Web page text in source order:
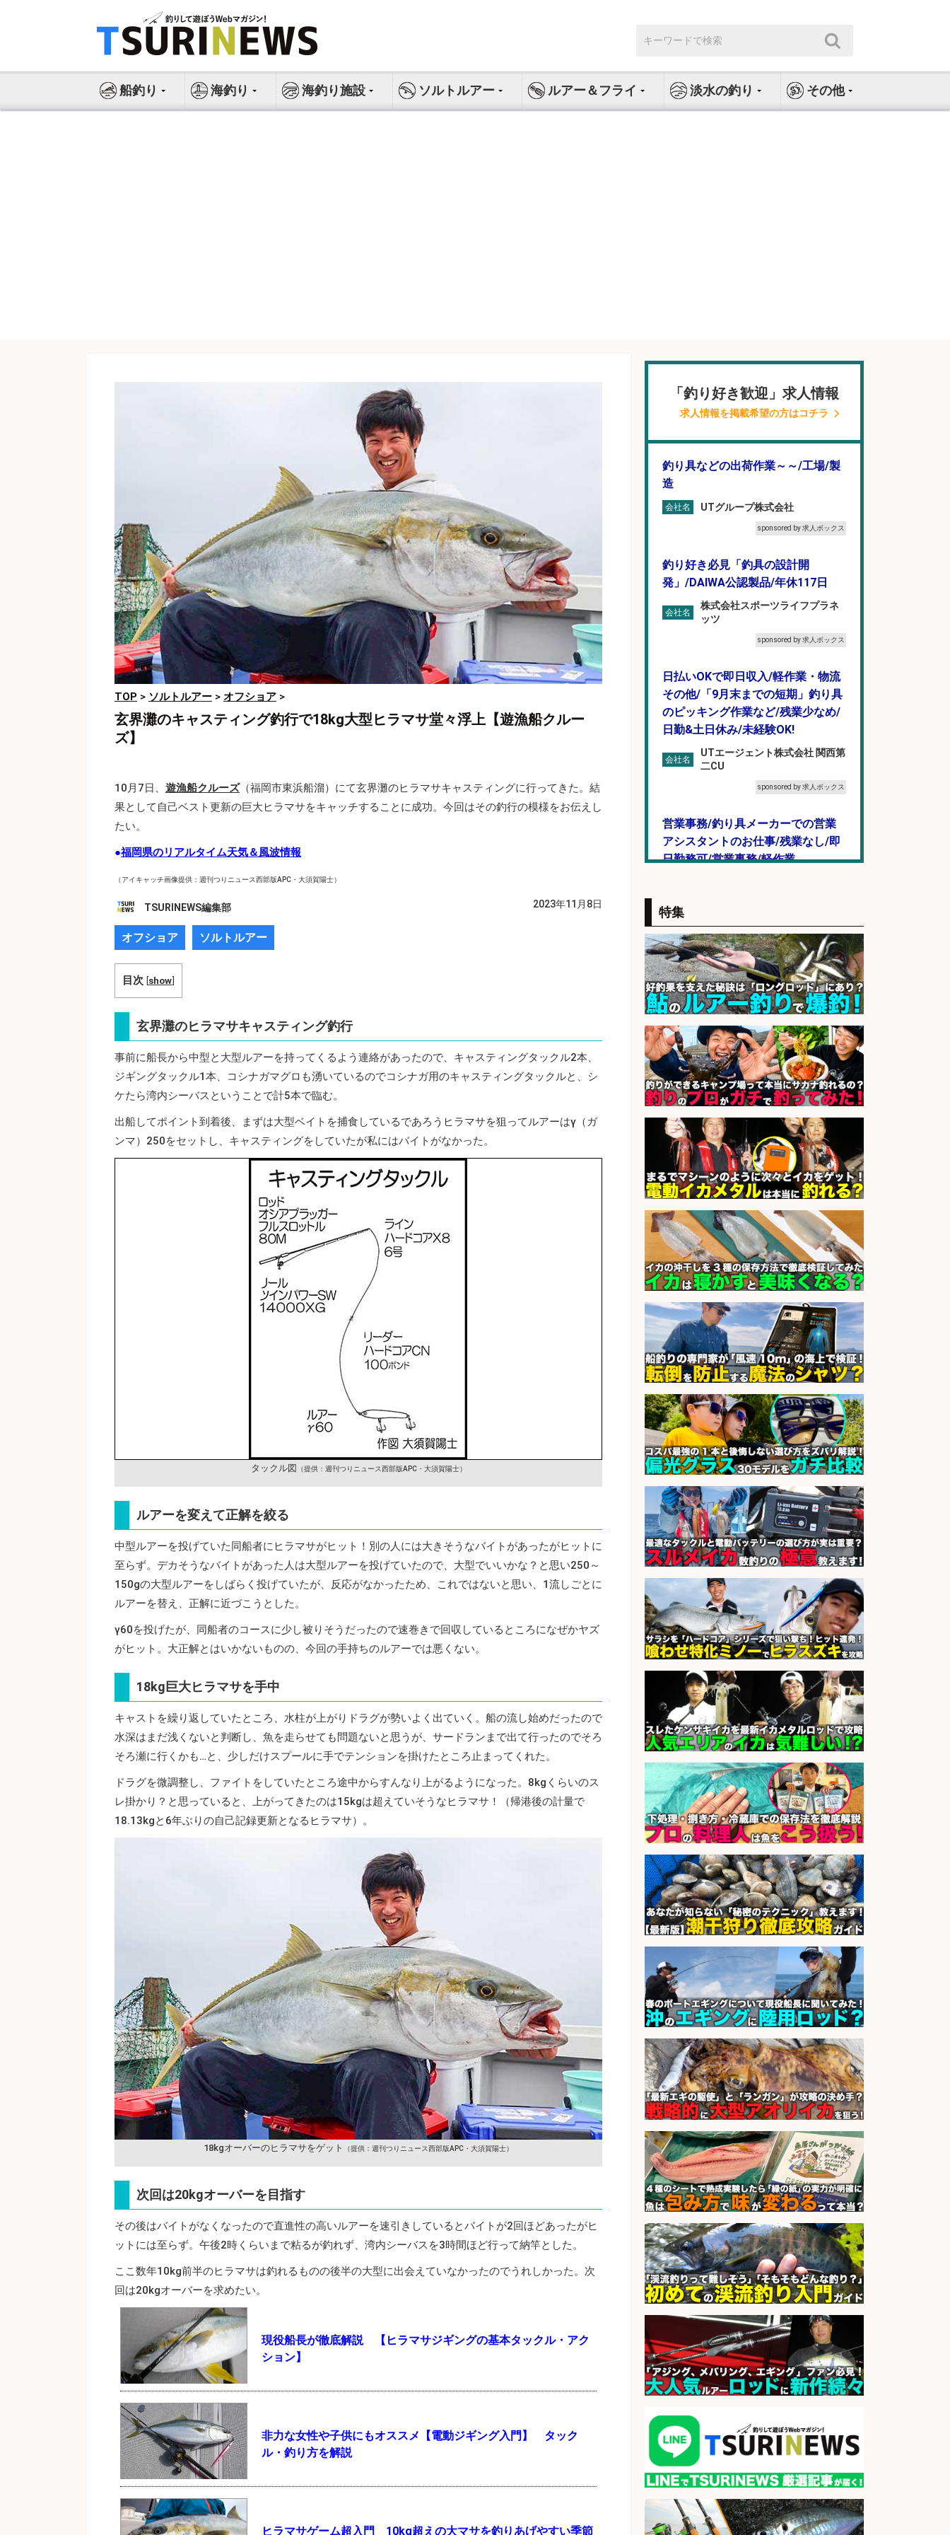
ス
索:
船釣り 海釣り 海釣り施設 ソルトルアー ルアー＆フライ 淡水の釣り その他
TOP > ソルトルアー > オフショア >
玄界灘のキャスティング釣行で18kg大型ヒラマサ堂々浮上【遊漁船クルー
ズ】
10月7日、 遊漁船クルーズ（福岡市東浜船溜）にて玄界灘のヒラマサキャスティングに行ってきた。結
果として自己ベスト更新の巨大ヒラマサをキャッチすることに成功。今回はその釣行の模様をお伝えし
たい。
●福岡県のリアルタイム天気＆風波情報
（アイキャッチ画像提供：週刊つりニュース西部版APC・大須賀陽士）
TSURINEWS編集部 2023年11月8日
オフショア ソルトルアー
目次 [show]
玄界灘のヒラマサキャスティング釣行
事前に船長から中型と大型ルアーを持ってくるよう連絡があったので、キャスティングタックル2本、
ジギングタックル1本、コシナガマグロも湧いているのでコシナガ用のキャスティングタックルと、シ
ケたら湾内シーバスということで計5本で臨む。
出船してポイント到着後、まずは大型ベイトを捕食しているであろうヒラマサを狙ってルアーはγ（ガ
ンマ）250をセットし、キャスティングをしていたが私にはバイトがなかった。
タックル図 （提供：週刊つりニュース西部版APC・大須賀陽士）
ルアーを変えて正解を絞る
中型ルアーを投げていた同船者にヒラマサがヒット！別の人には大きそうなバイトがあったがヒットに
至らず。デカそうなバイトがあった人は大型ルアーを投げていたので、大型でいいかな？と思い250～
150gの大型ルアーをしばらく投げていたが、反応がなかったため、これではないと思い、1流しごとに
ルアーを替え、正解に近づこうとした。
γ60を投げたが、同船者のコースに少し被りそうだったので速巻きで回収しているところになぜかヤズ
がヒット。大正解とはいかないものの、今回の手持ちのルアーでは悪くない。
18kg巨大ヒラマサを手中
キャストを繰り返していたところ、水柱が上がりドラグが勢いよく出ていく。船の流し始めだったので
水深はまだ浅くないと判断し、魚を走らせても問題ないと思うが、サードランまで出て行ったのでそろ
そろ瀬に行くかも…と、少しだけスプールに手でテンションを掛けたところ止まってくれた。
ドラグを微調整し、ファイトをしていたところ途中からすんなり上がるようになった。8kgくらいのス
レ掛かり？と思っていると、上がってきたのは15kgは超えていそうなヒラマサ！（帰港後の計量で
18.13kgと6年ぶりの自己記録更新となるヒラマサ）。
18kgオーバーのヒラマサをゲット （提供：週刊つりニュース西部版APC・大須賀陽士）
次回は20kgオーバーを目指す
その後はバイトがなくなったので直進性の高いルアーを速引きしているとバイトが2回ほどあったがヒ
ットには至らず。午後2時くらいまで粘るが釣れず、湾内シーバスを3時間ほど行って納竿とした。
ここ数年10kg前半のヒラマサは釣れるものの後半の大型に出会えていなかったのでうれしかった。次
回は20kgオーバーを求めたい。
現役船長が徹底解説 【ヒラマサジギングの基本タックル・アク
ション】
非力な女性や子供にもオススメ【電動ジギング入門】 タック
ル・釣り方を解説
ヒラマサゲーム超入門 10kg超えの大マサを釣りあげやすい季節
「釣り好き歓迎」求人情報
求人情報を掲載希望の方はコチラ
釣り具などの出荷作業～～/工場/製
造
会社名 UTグループ株式会社
sponsored by 求人ボックス
釣り好き必見「釣具の設計開
発」/DAIWA公認製品/年休117日
会社名
株式会社スポーツライフプラネ
ッツ
sponsored by 求人ボックス
日払いOKで即日収入/軽作業・物流
その他/「9月末までの短期」釣り具
のピッキング作業など/残業少なめ/
日勤&土日休み/未経験OK!
会社名
UTエージェント株式会社 関西第
二CU
sponsored by 求人ボックス
営業事務/釣り具メーカーでの営業
アシスタントのお仕事/残業なし/即
日勤務可/営業事務/軽作業
福岡「現場監督」/釣り好き歓迎/残
業10時間/経験者歓迎
会社名 広松久水産株式会社
sponsored by 求人ボックス
精肉・青果・鮮魚販売/「志布志
市」お魚のカットや商品の陳列スタ
ッフ/志布志市/「時給1,150円〜」/
未経験歓迎×残業少なめ×車通勤OK/
鹿児島県
会社名 株式会社ホットスタッフ鹿児島
sponsored by 求人ボックス
営業事務/「大津市」「時給1,300
円」小野駅徒歩6分/釣り具メーカー
の物流事務・営業アシスタント/土
日祝休み×大型連休あり×残業なし/
滋賀県/大津市
会社名 株式会社ホットスタッフ滋賀
sponsored by 求人ボックス
営業事務/「大津市」「時給1,300
円」小野駅から徒歩6分/釣り具メー
カーの物流事務・営業アシスタン
ト/土日祝休み×大型連休あり×残業
なし/滋賀県/大津市
会社名 株式会社ホットスタッフ滋賀
sponsored by 求人ボックス
精肉・青果・鮮魚販売/「志布志
市」「時給1,150円〜」志布志市で
お魚のカットや商品の陳列業務/時
間選べる×未経験歓迎×残業少なめ/
鹿児島県/志布志市
会社名 株式会社ホットスタッフ鹿児島
sponsored by 求人ボックス
営業事務/「大津市」釣り具メーカ
小野駅徒歩6分/「時給1,300円」/大
型連休あり×残業なし×土日祝休み/
滋賀県
会社名 株式会社ホットスタッフ滋賀
sponsored by 求人ボックス
さらに求人情報を見る
特集